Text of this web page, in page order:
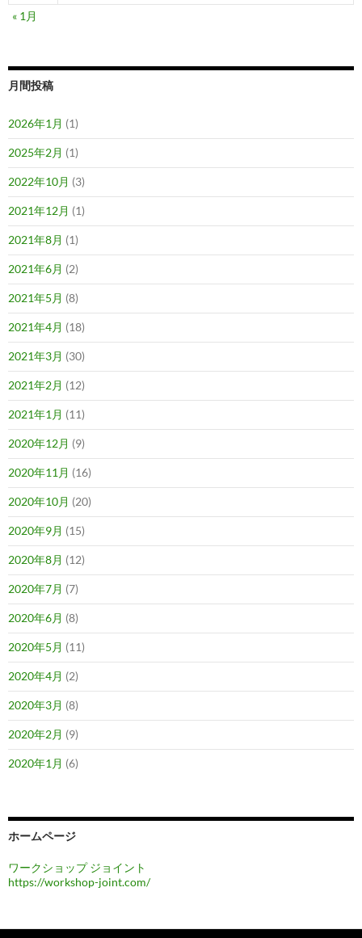
« 1月
月間投稿
2026年1月 (1)
2025年2月 (1)
2022年10月 (3)
2021年12月 (1)
2021年8月 (1)
2021年6月 (2)
2021年5月 (8)
2021年4月 (18)
2021年3月 (30)
2021年2月 (12)
2021年1月 (11)
2020年12月 (9)
2020年11月 (16)
2020年10月 (20)
2020年9月 (15)
2020年8月 (12)
2020年7月 (7)
2020年6月 (8)
2020年5月 (11)
2020年4月 (2)
2020年3月 (8)
2020年2月 (9)
2020年1月 (6)
ホームページ
ワークショップ ジョイント
https://workshop-joint.com/